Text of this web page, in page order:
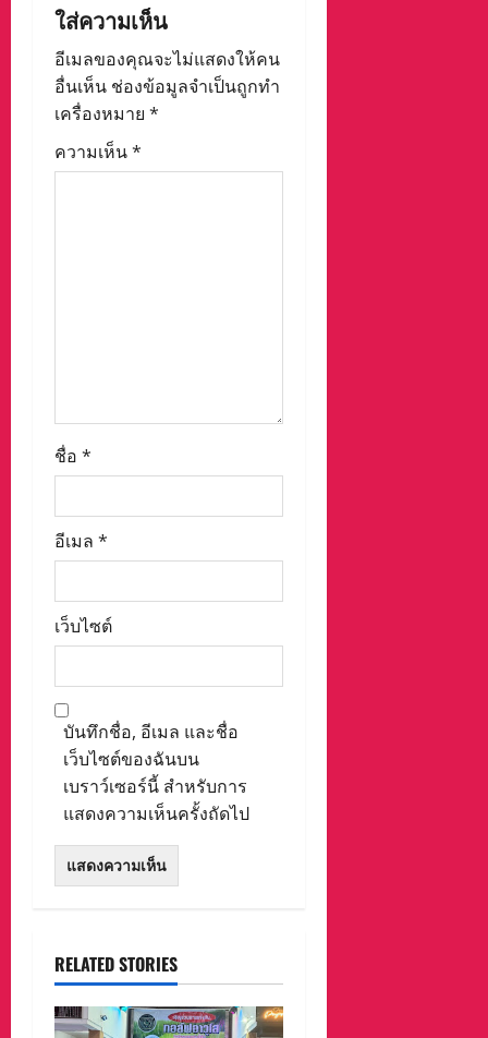
t
i
o
n
ใส่ความเห็น
อีเมลของคุณจะไม่แสดงให้คน
อื่นเห็น ช่องข้อมูลจำเป็นถูกทำ
เครื่องหมาย *
ความเห็น*
ชื่อ *
อีเมล *
เว็บไซต์
บันทึกชื่อ, อีเมล และชื่อ
เว็บไซต์ของฉันบน
เบราว์เซอร์นี้ สำหรับการ
แสดงความเห็นครั้งถัดไป
RELATED STORIES